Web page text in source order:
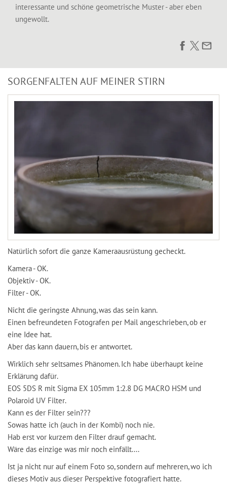
interessante und schöne geometrische Muster - aber eben
ungewollt.
SORGENFALTEN AUF MEINER STIRN
Natürlich sofort die ganze Kameraausrüstung gecheckt.
Kamera - OK.
Objektiv - OK.
Filter - OK.
Nicht die geringste Ahnung, was das sein kann.
Einen befreundeten Fotografen per Mail angeschrieben, ob er
eine Idee hat.
Aber das kann dauern, bis er antwortet.
Wirklich sehr seltsames Phänomen. Ich habe überhaupt keine
Erklärung dafür.
EOS 5DS R mit Sigma EX 105mm 1:2.8 DG MACRO HSM und
Polaroid UV Filter.
Kann es der Filter sein???
Sowas hatte ich (auch in der Kombi) noch nie.
Hab erst vor kurzem den Filter drauf gemacht.
Wäre das einzige was mir noch einfällt....
Ist ja nicht nur auf einem Foto so, sondern auf mehreren, wo ich
dieses Motiv aus dieser Perspektive fotografiert hatte.